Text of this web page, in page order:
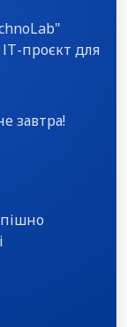
проєкт для
завтра!